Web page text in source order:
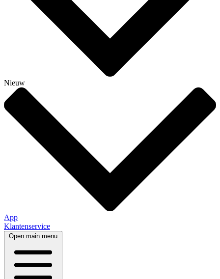
Nieuw
App
Klantenservice
Open main menu